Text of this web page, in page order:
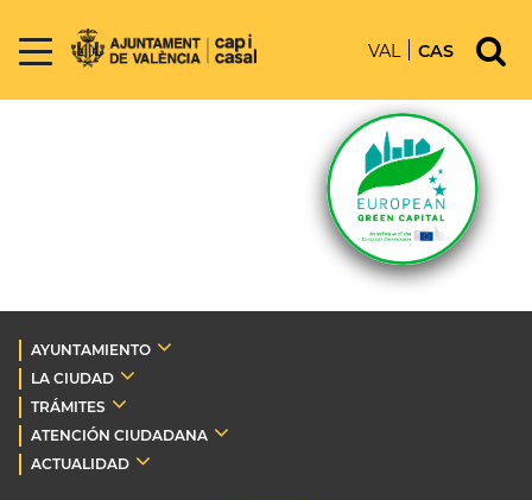
VAL CAS
AYUNTAMIENTO
LA CIUDAD
TRÁMITES
ATENCIÓN CIUDADANA
ACTUALIDAD